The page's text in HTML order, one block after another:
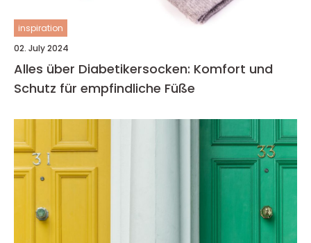
inspiration
02. July 2024
Alles über Diabetikersocken: Komfort und
Schutz für empfindliche Füße